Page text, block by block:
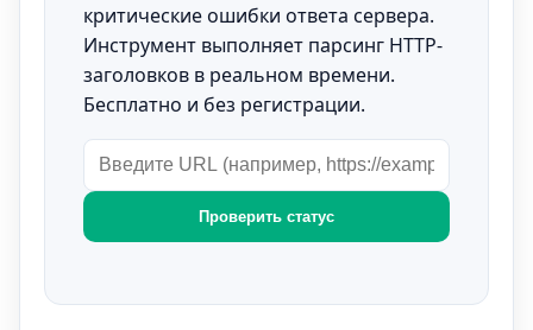
критические ошибки ответа сервера.
Инструмент выполняет парсинг HTTP-
заголовков в реальном времени.
Бесплатно и без регистрации.
Проверить статус